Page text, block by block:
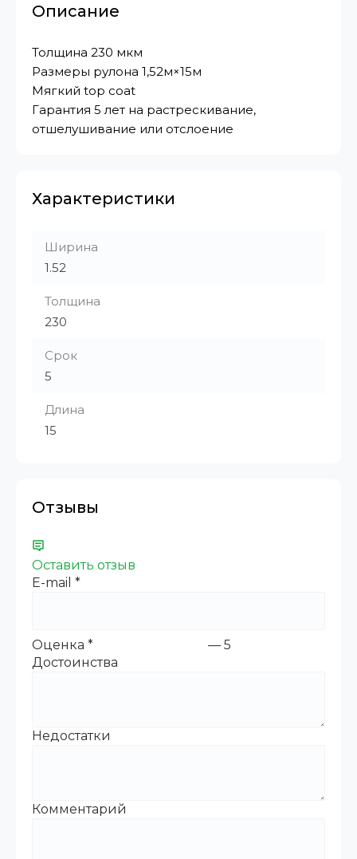
Описание
Толщина 230 мкм
Размеры рулона 1,52м×15м
Мягкий top coat
Гарантия 5 лет на растрескивание,
отшелушивание или отcлоение
Характеристики
Ширина
1.52
Толщина
230
Срок
5
Длина
15
Отзывы
Оставить отзыв
E-mail *
Оценка * — 5
Достоинства
Недостатки
Комментарий